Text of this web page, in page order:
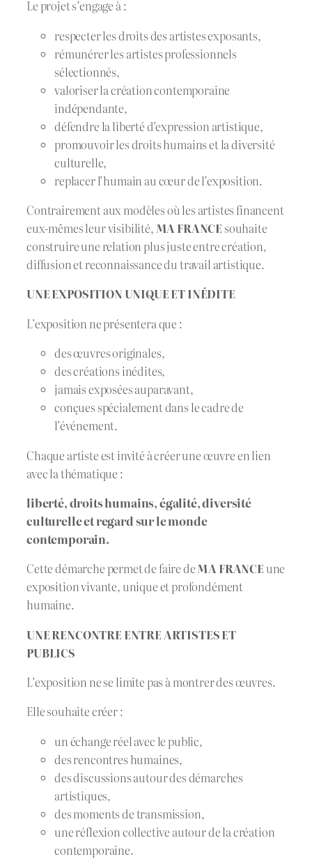
Le projet s’engage à :
respecter les droits des artistes exposants,
rémunérer les artistes professionnels
sélectionnés,
valoriser la création contemporaine
indépendante,
défendre la liberté d’expression artistique,
promouvoir les droits humains et la diversité
culturelle,
replacer l’humain au cœur de l’exposition.
Contrairement aux modèles où les artistes financent
eux-mêmes leur visibilité, MA FRANCEsouhaite
construire une relation plus juste entre création,
diffusion et reconnaissance du travail artistique.
UNE EXPOSITION UNIQUE ET INÉDITE
L’exposition ne présentera que :
des œuvres originales,
des créations inédites,
jamais exposées auparavant,
conçues spécialement dans le cadre de
l’événement.
Chaque artiste est invité à créer une œuvre en lien
avec la thématique :
liberté, droits humains, égalité, diversité
culturelle et regard sur le monde
contemporain.
Cette démarche permet de faire deMA FRANCEune
exposition vivante, unique et profondément
humaine.
UNE RENCONTRE ENTRE ARTISTES ET
PUBLICS
L’exposition ne se limite pas à montrer des œuvres.
Elle souhaite créer :
un échange réel avec le public,
des rencontres humaines,
des discussions autour des démarches
artistiques,
des moments de transmission,
une réflexion collective autour de la création
contemporaine.